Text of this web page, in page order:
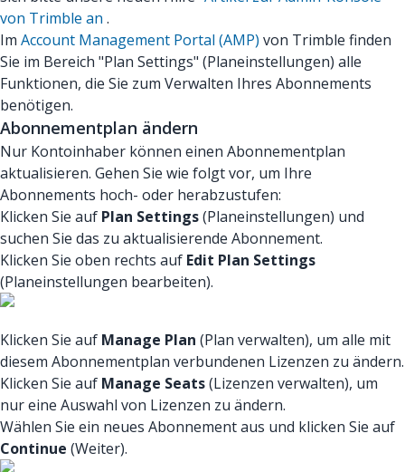
von Trimble an .
Im Account Management Portal (AMP) von Trimble finden
Sie im Bereich "Plan Settings" (Planeinstellungen) alle
Funktionen, die Sie zum Verwalten Ihres Abonnements
benötigen.
Abonnementplan ändern
Nur Kontoinhaber können einen Abonnementplan
aktualisieren. Gehen Sie wie folgt vor, um Ihre
Abonnements hoch- oder herabzustufen:
Klicken Sie auf Plan Settings(Planeinstellungen) und
suchen Sie das zu aktualisierende Abonnement.
Klicken Sie oben rechts auf Edit Plan Settings
(Planeinstellungen bearbeiten).
Klicken Sie auf Manage Plan (Plan verwalten), um alle mit
diesem Abonnementplan verbundenen Lizenzen zu ändern.
Klicken Sie auf Manage Seats(Lizenzen verwalten), um
nur eine Auswahl von Lizenzen zu ändern.
Wählen Sie ein neues Abonnement aus und klicken Sie auf
Continue (Weiter).